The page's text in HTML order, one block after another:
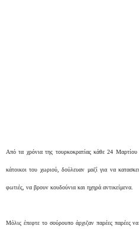
Από τα χρόνια της τουρκοκρατίας κάθε 24 Μαρτίου
κάτοικοι του χωριού, δούλευαν μαζί για να
φωτιές, να βρουν κουδούνια και ηχηρά αντικείμενα.
Μόλις έπεφτε το σούρουπο άρχιζαν παρέες παρέες